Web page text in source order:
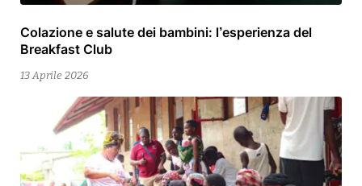
Colazione e salute dei bambini: l’esperienza del
Breakfast Club
13 Aprile 2026
13
Aprile
2026